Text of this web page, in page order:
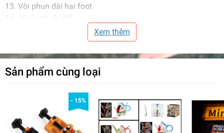
13. Vòi phun dài hai foot
14. 30 ốc vít chi tiết
15. 50 hạt cườm để chỉnh sửa chi tiết
Xem thêm
Sản phẩm cùng loại
- 15%